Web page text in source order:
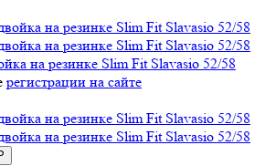
на резинке Slim Fit Slavasio 52/58
регистрации на сайте